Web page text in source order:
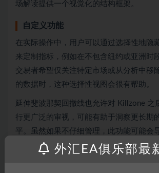
场解读提供一个视觉化的结构框架。
自定义功能
在实际操作中，用户可以通过选择性地隐
来定制指标，例如在不包含纽约或亚洲时
交易者希望仅关注特定市场或从分析中移
的数据时，这种选择性视图会很有帮助。
延伸斐波那契回撤线也允许对 Killzone 之
行更广泛的审视，可能有助于洞察更长期
平。虽然如果不仔细管理，此功能可能会
乱，但它有助于将短期价格行为与更广泛
外汇EA俱乐部最